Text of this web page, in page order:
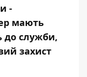
-
мають
до служби,
захист